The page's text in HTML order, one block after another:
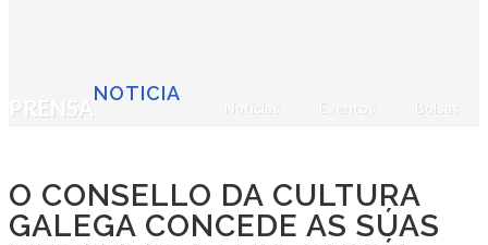
PRENSA Noticias Eventos Bolsas
NOTICIA
O CONSELLO DA CULTURA
GALEGA CONCEDE AS SÚAS